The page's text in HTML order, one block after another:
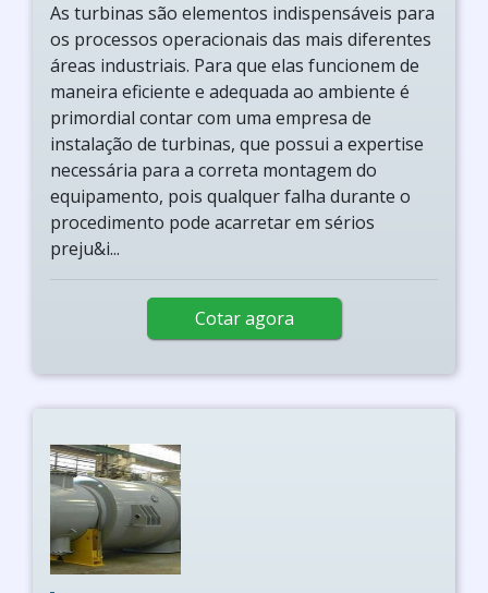
As turbinas são elementos indispensáveis para
os processos operacionais das mais diferentes
áreas industriais. Para que elas funcionem de
maneira eficiente e adequada ao ambiente é
primordial contar com uma empresa de
instalação de turbinas, que possui a expertise
necessária para a correta montagem do
equipamento, pois qualquer falha durante o
procedimento pode acarretar em sérios
preju&i...
Cotar agora